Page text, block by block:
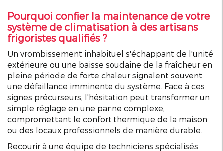
Pourquoi confier la maintenance de votre
système de climatisation à des artisans
frigoristes qualifiés ?
Un vrombissement inhabituel s'échappant de l'unité
extérieure ou une baisse soudaine de la fraîcheur en
pleine période de forte chaleur signalent souvent
une défaillance imminente du système. Face à ces
signes précurseurs, l'hésitation peut transformer un
simple réglage en une panne complexe,
compromettant le confort thermique de la maison
ou des locaux professionnels de manière durable.
Recourir à une équipe de techniciens spécialisés